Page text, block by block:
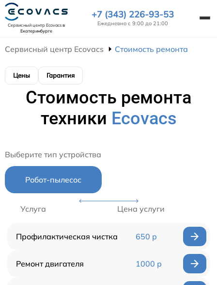
Сервисный центр Ecovacsв
Екатеринбурге
+7 (343) 226-93-53
Ежедневно с 9:00 до 21:00
Сервисный центр Ecovacs Стоимость ремонта
Цены Гарантия
Стоимость ремонта
техники Ecovacs
Выберите тип устройства
Робот-пылесос
Услуга Цена услуги
Профилактическая чистка 650 р
Ремонт двигателя 1000 р